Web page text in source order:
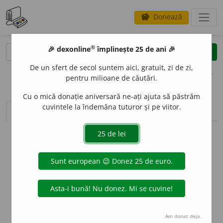
savings Donează
clear
opțiuni
sinteza definițiilor (1) definiții (1) declinări
info
Aceste definiții sunt compilate de
echipa dexonline. Definițiile
originale se află pe filadefiniții.
preferințe
🎉 dexonline® împlinește 25 de ani 🎉
De un sfert de secol suntem aici, gratuit, zi de zi,
pentru milioane de căutări.
Cu o mică donație aniversară ne-ați ajuta să păstrăm
cuvintele la îndemâna tuturor și pe viitor.
Am donat deja.